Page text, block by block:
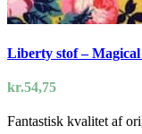
Liberty stof –
kr.54,75
Fantastisk kvalitet af